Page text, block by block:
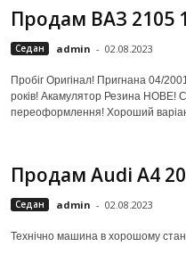
Продам ВАЗ 2105
Седан admin - 02.08.2023
Пробіг Оригінал! Пригнана 04/
років! Акамулятор Резина НОВЕ!
переоформлення! Хороший
Продам Audi A4
Седан admin - 02.08.2023
Технічно машина в хорошому